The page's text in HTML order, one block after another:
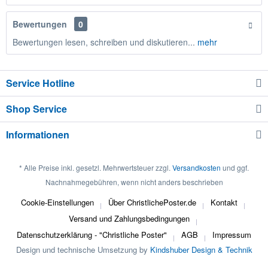
Bewertungen
0
Bewertungen lesen, schreiben und diskutieren... mehr
Service Hotline
Shop Service
Informationen
* Alle Preise inkl. gesetzl. Mehrwertsteuer zzgl. Versandkosten und ggf.
Nachnahmegebühren, wenn nicht anders beschrieben
Cookie-Einstellungen Über ChristlichePoster.de
Kontakt
Versand und Zahlungsbedingungen
Datenschutzerklärung - "Christliche Poster"
AGB
Impressum
Design und technische Umsetzung by Kindshuber Design & Technik